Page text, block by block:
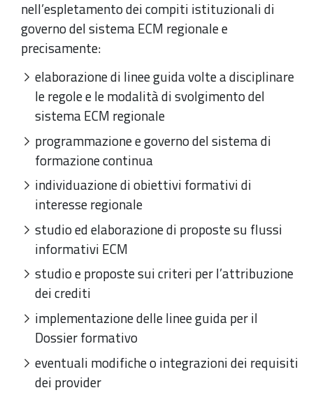
nell’espletamento dei compiti istituzionali di
governo del sistema ECM regionale e
precisamente:
elaborazione di linee guida volte a disciplinare
le regole e le modalità di svolgimento del
sistema ECM regionale
programmazione e governo del sistema di
formazione continua
individuazione di obiettivi formativi di
interesse regionale
studio ed elaborazione di proposte su flussi
informativi ECM
studio e proposte sui criteri per l’attribuzione
dei crediti
implementazione delle linee guida per il
Dossier formativo
eventuali modifiche o integrazioni dei requisiti
dei provider